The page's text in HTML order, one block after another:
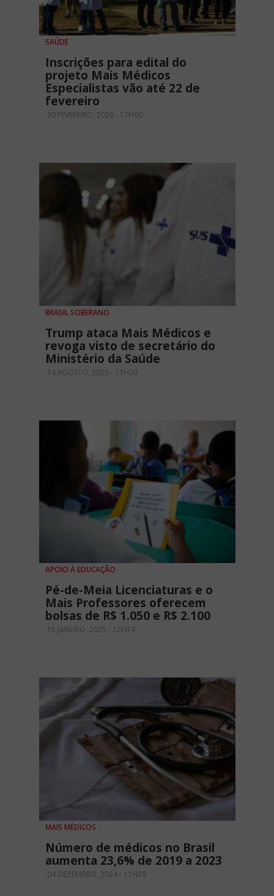
SAÚDE
Inscrições para edital do
projeto Mais Médicos
Especialistas vão até 22 de
fevereiro
20 FEVEREIRO, 2026 - 17H00
BRASIL SOBERANO
Trump ataca Mais Médicos e
revoga visto de secretário do
Ministério da Saúde
14 AGOSTO, 2025 - 11H20
APOIO À EDUCAÇÃO
Pé-de-Meia Licenciaturas e o
Mais Professores oferecem
bolsas de R$ 1.050 e R$ 2.100
15 JANEIRO, 2025 - 12H14
MAIS MÉDICOS
Número de médicos no Brasil
aumenta 23,6% de 2019 a 2023
04 DEZEMBRO, 2024 - 11H29